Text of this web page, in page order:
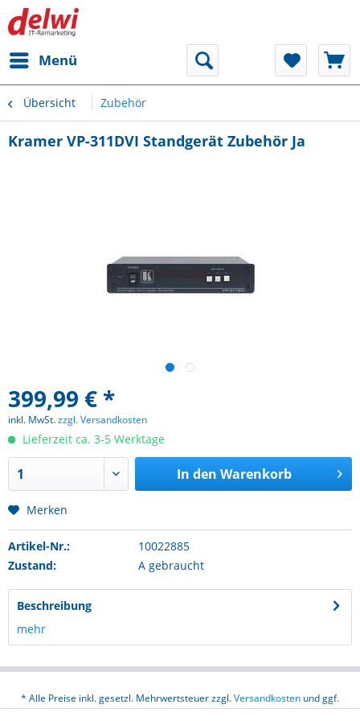
Menü
Übersicht Zubehör
Kramer VP-311DVI Standgerät Zubehör Ja
399,99 € *
inkl. MwSt.zzgl. Versandkosten
Lieferzeit ca. 3-5 Werktage
In den Warenkorb
Merken
Artikel-Nr.:
10022885
Zustand:
A gebraucht
Beschreibung
mehr
* Alle Preise inkl. gesetzl. Mehrwertsteuer zzgl.Versandkosten und ggf.